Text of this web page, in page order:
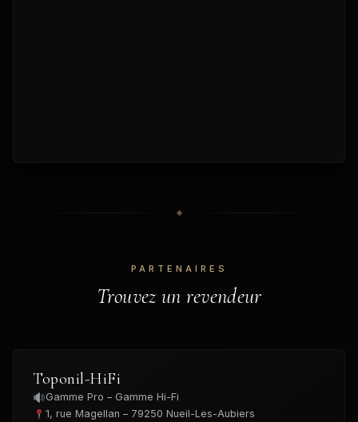
PARTENAIRES
Trouvez un revendeur
Toponil-HiFi
Gamme Pro – Gamme Hi-Fi
1, rue Magellan – 79250 Nueil-Les-Aubiers